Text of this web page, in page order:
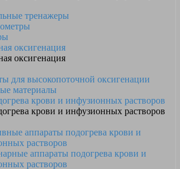
тренажеры
оксигенация
оксигенация
для высокопоточной оксигенации
материалы
крови и инфузионных растворов
крови и инфузионных растворов
аппараты подогрева крови и
растворов
аппараты подогрева крови и
растворов